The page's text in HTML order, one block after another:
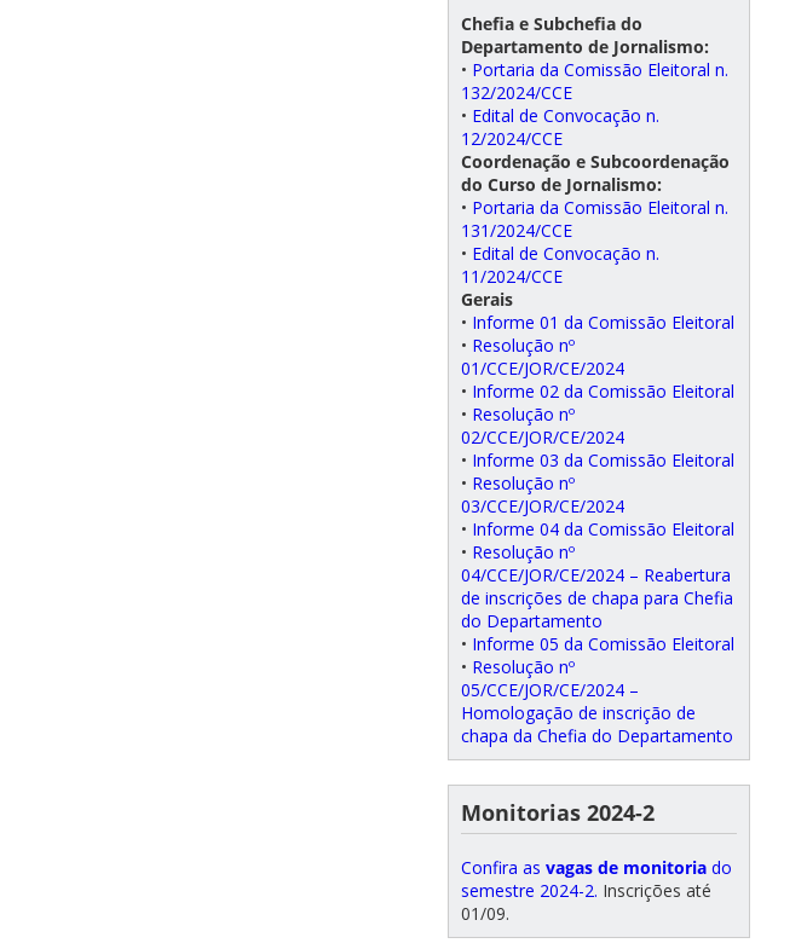
Chefia e Subchefia do
Departamento de Jornalismo:
• Portaria da Comissão Eleitoral n.
132/2024/CCE
• Edital de Convocação n.
12/2024/CCE
Coordenação e Subcoordenação
do Curso de Jornalismo:
• Portaria da Comissão Eleitoral n.
131/2024/CCE
• Edital de Convocação n.
11/2024/CCE
Gerais
• Informe 01 da Comissão Eleitoral
• Resolução nº
01/CCE/JOR/CE/2024
• Informe 02 da Comissão Eleitoral
• Resolução nº
02/CCE/JOR/CE/2024
• Informe 03 da Comissão Eleitoral
• Resolução nº
03/CCE/JOR/CE/2024
• Informe 04 da Comissão Eleitoral
• Resolução nº
04/CCE/JOR/CE/2024 – Reabertura
de inscrições de chapa para Chefia
do Departamento
• Informe 05 da Comissão Eleitoral
• Resolução nº
05/CCE/JOR/CE/2024 –
Homologação de inscrição de
chapa da Chefia do Departamento
Monitorias 2024-2
Confira as vagas de monitoria do
semestre 2024-2. Inscrições até
01/09.